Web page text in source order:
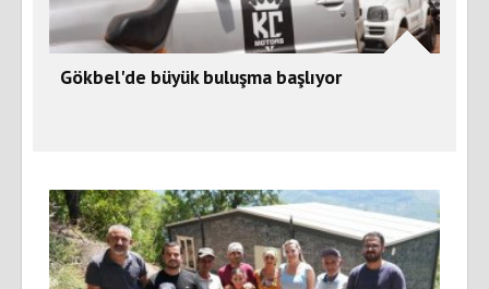
Gökbel'de büyük buluşma başlıyor